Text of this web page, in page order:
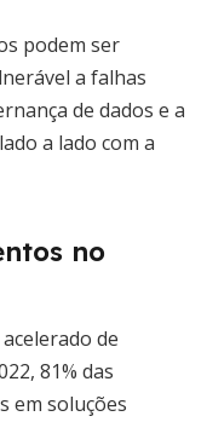
podem ser
a falhas
de dados e a
a lado com a
no
de
81% das
em soluções